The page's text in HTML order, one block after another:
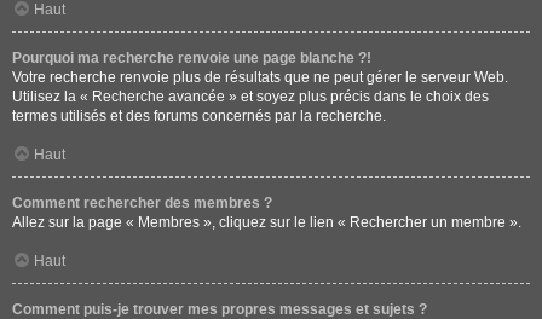
Haut
Pourquoi ma recherche renvoie une page blanche ?!
Votre recherche renvoie plus de résultats que ne peut gérer le serveur Web.
Utilisez la « Recherche avancée » et soyez plus précis dans le choix des
termes utilisés et des forums concernés par la recherche.
Haut
Comment rechercher des membres ?
Allez sur la page « Membres », cliquez sur le lien « Rechercher un membre ».
Haut
Comment puis-je trouver mes propres messages et sujets ?